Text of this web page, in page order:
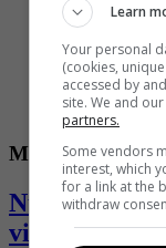
Mística
vida y cómo
Learn
Your personal
(cookies,
accessed by
site. We and
partners.
Some vendors
interest, which
for a link at the
withdraw